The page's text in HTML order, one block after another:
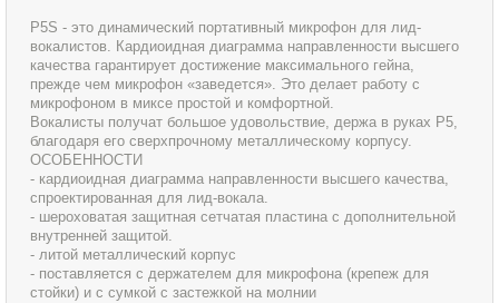
P5S - это динамический портативный микрофон для лид-
вокалистов. Кардиоидная диаграмма направленности высшего
качества гарантирует достижение максимального гейна,
прежде чем микрофон «заведется». Это делает работу с
микрофоном в миксе простой и комфортной.
Вокалисты получат большое удовольствие, держа в руках P5,
благодаря его сверхпрочному металлическому корпусу.
ОСОБЕННОСТИ
- кардиоидная диаграмма направленности высшего качества,
спроектированная для лид-вокала.
- шероховатая защитная сетчатая пластина с дополнительной
внутренней защитой.
- литой металлический корпус
- поставляется с держателем для микрофона (крепеж для
стойки) и с сумкой с застежкой на молнии